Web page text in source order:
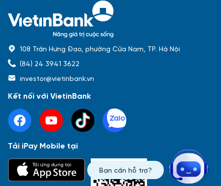
Báo cáo tài chính Thông tin giao dịch
Bạn cần hỗ trợ?
108 Trần Hưng Đạo, phường Cửa Nam, TP. Hà Nội
(84) 24 3941 3622
investor@vietinbank.vn
Kết nối với VietinBank
Tải iPay Mobile tại
Tải ứng dụng tại